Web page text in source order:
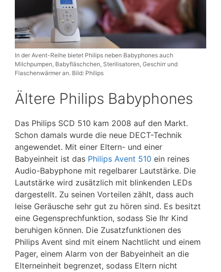
In der Avent-Reihe bietet Philips neben Babyphones auch
Milchpumpen, Babyfläschchen, Sterilisatoren, Geschirr und
Flaschenwärmer an. Bild: Philips
Ältere Philips Babyphones
Das Philips SCD 510 kam 2008 auf den Markt.
Schon damals wurde die neue DECT-Technik
angewendet. Mit einer Eltern- und einer
Babyeinheit ist das Philips Avent 510 ein reines
Audio-Babyphone mit regelbarer Lautstärke. Die
Lautstärke wird zusätzlich mit blinkenden LEDs
dargestellt. Zu seinen Vorteilen zählt, dass auch
leise Geräusche sehr gut zu hören sind. Es besitzt
eine Gegensprechfunktion, sodass Sie Ihr Kind
beruhigen können. Die Zusatzfunktionen des
Philips Avent sind mit einem Nachtlicht und einem
Pager, einem Alarm von der Babyeinheit an die
Elterneinheit begrenzet, sodass Eltern nicht